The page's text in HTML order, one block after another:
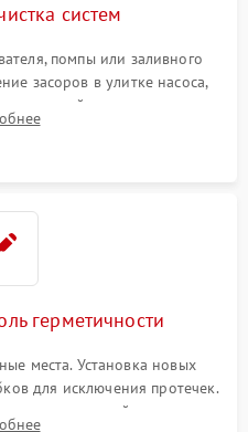
систем
помпы или заливного
засоров в улитке насоса,
ремонт платы
поврежденной проводки.
герметичности
места. Установка новых
для исключения протечек.
системы,